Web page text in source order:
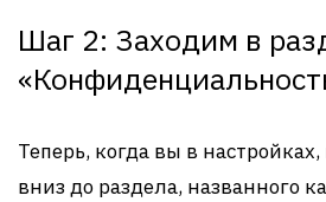
Шаг 2: Заходим в
Теперь, когда вы в
вниз до раздела, названного